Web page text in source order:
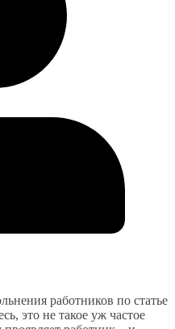
работников по статье
это не такое уж частое